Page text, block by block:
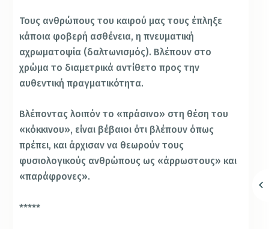
Τους ανθρώπους του καιρού μας τους έπληξε
κάποια φοβερή ασθένεια, η πνευματική
αχρωματοψία (δαλτωνισμός). Βλέπουν στο
χρώμα το διαμετρικά αντίθετο προς την
αυθεντική πραγματικότητα.
Βλέποντας λοιπόν το «πράσινο» στη θέση του
«κόκκινου», είναι βέβαιοι ότι βλέπουν όπως
πρέπει, και άρχισαν να θεωρούν τους
φυσιολογικούς ανθρώπους ως «άρρωστους» και
«παράφρονες».
*****